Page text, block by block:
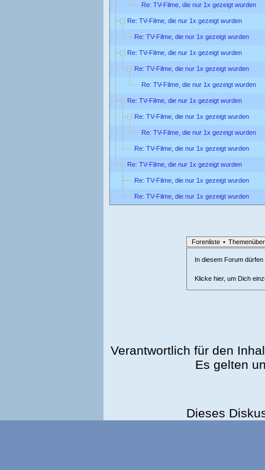
Re: TV-Filme, die nur 1x gezeigt wurden
Re: TV-Filme, die nur 1x gezeigt wurden
Re: TV-Filme, die nur 1x gezeigt wurden
Re: TV-Filme, die nur 1x gezeigt wurden
Re: TV-Filme, die nur 1x gezeigt wurden
Re: TV-Filme, die nur 1x gezeigt wurden
Re: TV-Filme, die nur 1x gezeigt wurden
Re: TV-Filme, die nur 1x gezeigt wurden
Re: TV-Filme, die nur 1x gezeigt wurden
Re: TV-Filme, die nur 1x gezeigt wurden
Re: TV-Filme, die nur 1x gezeigt wurden
Re: TV-Filme, die nur 1x gezeigt wurden
Re: TV-Filme, die nur 1x gezeigt wurden
Forenliste •
In diesem Forum
Klicke hier, um Dich
Verantwortlich für den
Es gelten
Dieses